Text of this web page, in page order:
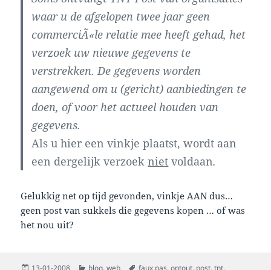
waar u de afgelopen twee jaar geen
commerciÃ«le relatie mee heeft gehad, het
verzoek uw nieuwe gegevens te
verstrekken. De gegevens worden
aangewend om u (gericht) aanbiedingen te
doen, of voor het actueel houden van
gegevens.
Als u hier een vinkje plaatst, wordt aan
een dergelijk verzoekniet voldaan.
Gelukkig net op tijd gevonden, vinkje AAN dus…
geen post van sukkels die gegevens kopen … of was
het nou uit?
Posted Categories Tags